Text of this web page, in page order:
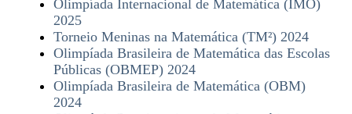
Olimpíada Internacional de Matemática (IMO)
2025
Torneio Meninas na Matemática (TM²) 2024
Olimpíada Brasileira de Matemática das Escolas
Públicas (OBMEP) 2024
Olimpíada Brasileira de Matemática (OBM)
2024